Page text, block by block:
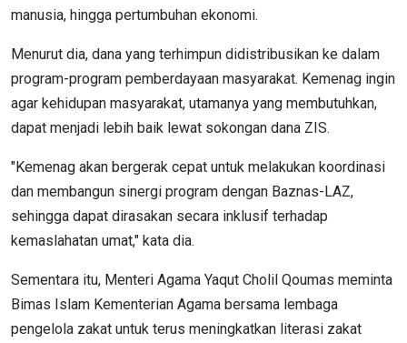
manusia, hingga pertumbuhan ekonomi.
Menurut dia, dana yang terhimpun didistribusikan ke dalam
program-program pemberdayaan masyarakat. Kemenag ingin
agar kehidupan masyarakat, utamanya yang membutuhkan,
dapat menjadi lebih baik lewat sokongan dana ZIS.
"Kemenag akan bergerak cepat untuk melakukan koordinasi
dan membangun sinergi program dengan Baznas-LAZ,
sehingga dapat dirasakan secara inklusif terhadap
kemaslahatan umat," kata dia.
Sementara itu, Menteri Agama Yaqut Cholil Qoumas meminta
Bimas Islam Kementerian Agama bersama lembaga
pengelola zakat untuk terus meningkatkan literasi zakat